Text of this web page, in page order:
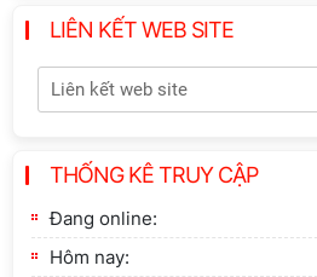
chính sách”
Khai quật công trường khai thác
xây dựng Thành Nhà Hồ ở núi An
Tôn
Lễ ký kết Thỏa thuận hợp tác giữa
Viện Hàn lâm Khoa học xã hội Việt
Nam và Tỉnh ủy Cao Bằng
LIÊN KẾT WEB SITE
THỐNG KÊ TRUY CẬP
Đang online:
Hôm nay: